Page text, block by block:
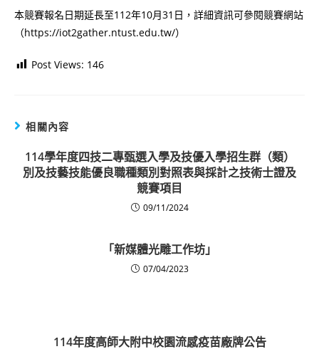
本競賽報名日期延長至112年10月31日，詳細資訊可參閱競賽網站
（https://iot2gather.ntust.edu.tw/）
Post Views: 146
相關內容
114學年度四技二專甄選入學及技優入學招生群（類）
別及技藝技能優良職種類別對照表與採計之技術士證及
競賽項目
09/11/2024
「新媒體光雕工作坊」
07/04/2023
114年度高師大附中校園流感疫苗廠牌公告